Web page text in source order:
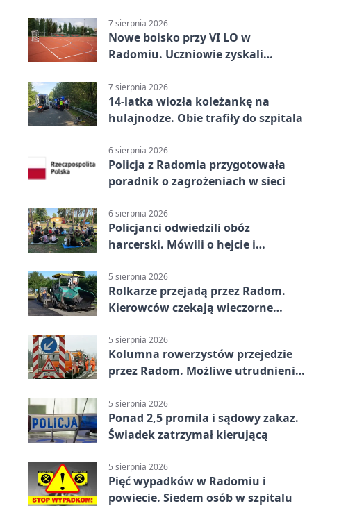
7 sierpnia 2026
Nowe boisko przy VI LO w
Radomiu. Uczniowie zyskali
7 sierpnia 2026
14-latka wiozła koleżankę na
hulajnodze. Obie trafiły do szpitala
6 sierpnia 2026
Policja z Radomia przygotowała
poradnik o zagrożeniach w sieci
6 sierpnia 2026
Policjanci odwiedzili obóz
harcerski. Mówili o hejcie i
5 sierpnia 2026
Rolkarze przejadą przez Radom.
Kierowców czekają wieczorne
5 sierpnia 2026
Kolumna rowerzystów przejedzie
przez Radom. Możliwe utrudnienia
5 sierpnia 2026
Ponad 2,5 promila i sądowy zakaz.
Świadek zatrzymał kierującą
5 sierpnia 2026
Pięć wypadków w Radomiu i
powiecie. Siedem osób w szpitalu